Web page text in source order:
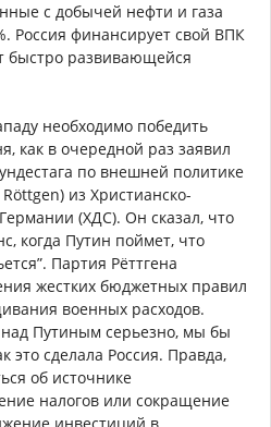
с добычей нефти и газа
Россия финансирует свой ВПК
быстро развивающейся
необходимо победить
как в очередной раз заявил
по внешней политике
из Христианско-
(ХДС). Он сказал, что
когда Путин поймет, что
Партия Рёттгена
жестких бюджетных правил
военных расходов.
Путиным серьезно, мы бы
это сделала Россия. Правда,
об источнике
налогов или сокращение